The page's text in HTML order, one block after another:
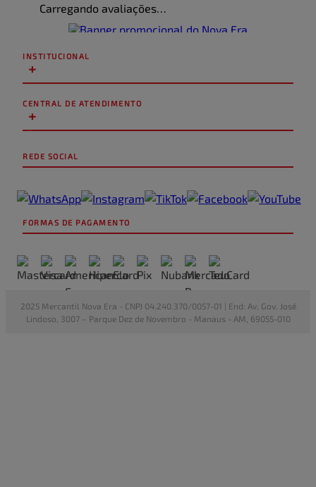
Carregando avaliações…
INSTITUCIONAL
+
CENTRAL DE ATENDIMENTO
+
REDE SOCIAL
FORMAS DE PAGAMENTO
2025 Mercantil Nova Era - CNPJ 04.240.370/0057-01 | End: Av. Gov. José
Lindoso, 3007 – Parque Dez de Novembro - Manaus - AM, 69055-010